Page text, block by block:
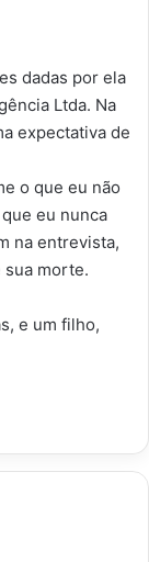
dadas por ela
Ltda. Na
expectativa de
o que eu não
eu nunca
na entrevista,
sua morte.
e um filho,